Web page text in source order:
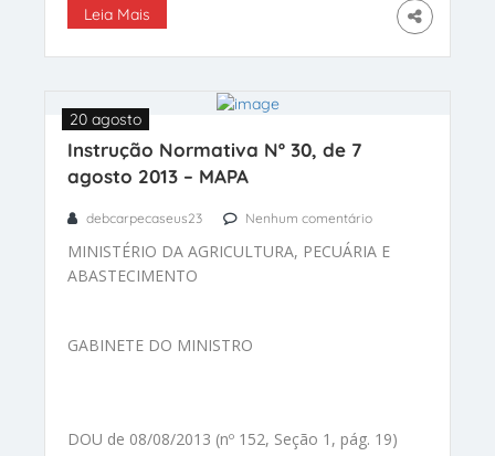
Marin, ao norte de San Francisco.
Leia Mais
Instrução Normativa Nº 30, de 7
agosto 2013 – MAPA
20 agosto
debcarpecaseus23 Nenhum comentário
MINISTÉRIO DA AGRICULTURA, PECUÁRIA E
ABASTECIMENTO
GABINETE DO MINISTRO
DOU de 08/08/2013 (nº 152, Seção 1, pág. 19)